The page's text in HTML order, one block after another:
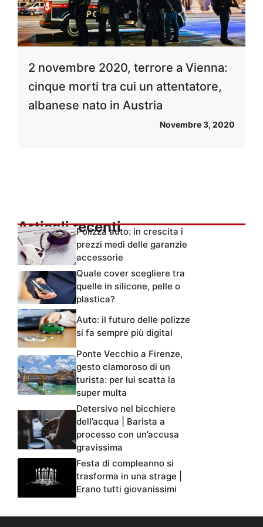
2 novembre 2020, terrore a Vienna:
cinque morti tra cui un attentatore,
albanese nato in Austria
Novembre 3, 2020
Articoli recentiPolizza auto: in crescita i
prezzi medi delle garanzie
accessorie
Quale cover scegliere tra
quelle in silicone, pelle o
plastica?
Auto: il futuro delle polizze
si fa sempre più digital
Ponte Vecchio a Firenze,
gesto clamoroso di un
turista: per lui scatta la
super multa
Detersivo nel bicchiere
dell’acqua | Barista a
processo con un’accusa
gravissima
Festa di compleanno si
trasforma in una strage |
Erano tutti giovanissimi